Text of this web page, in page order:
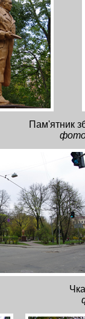
Пам'ятник
фото